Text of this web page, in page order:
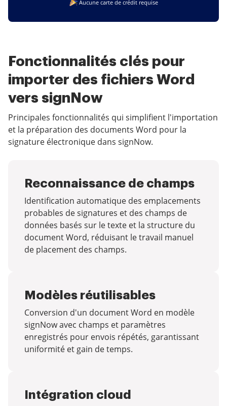
Aucune carte de crédit requise
Fonctionnalités clés pour
importer des fichiers Word
vers signNow
Principales fonctionnalités qui simplifient l'importation
et la préparation des documents Word pour la
signature électronique dans signNow.
Reconnaissance de champs
Identification automatique des emplacements
probables de signatures et des champs de
données basés sur le texte et la structure du
document Word, réduisant le travail manuel
de placement des champs.
Modèles réutilisables
Conversion d'un document Word en modèle
signNow avec champs et paramètres
enregistrés pour envois répétés, garantissant
uniformité et gain de temps.
Intégration cloud